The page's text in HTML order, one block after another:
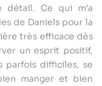
détail. Ce qui m’a
de Daniels pour la
très efficace dès
un esprit positif,
parfois difficiles, se
manger et bien